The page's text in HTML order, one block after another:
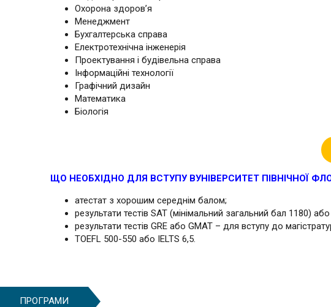
Охорона здоров’я
Менеджмент
Бухгалтерська справа
Електротехнічна інженерія
Проектування і будівельна справа
Інформаційні технології
Графічний дизайн
Математика
Біологія
ЩО НЕОБХІДНО ДЛЯ ВСТУПУ ВУНІВЕРСИТЕТ ПІВНІЧНОЇ
атестат з хорошим середнім балом;
результати тестів SAT (мінімальний загальний бал 1180)
результати тестів GRE або GMAT – для вступу до
TOEFL 500-550 або IELTS 6,5.
ПРОГРАМИ